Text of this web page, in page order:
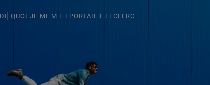
DE QUOI JE ME M.E.LPORTAIL E.LECLERC